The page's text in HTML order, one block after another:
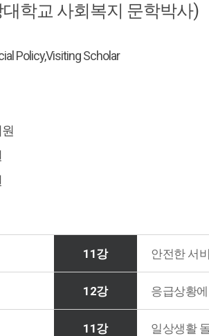
학교 사회복지 문학박사)
Policy,Visiting Scholar
11강 안전한 서
12강 응급상황
11강 일상생활